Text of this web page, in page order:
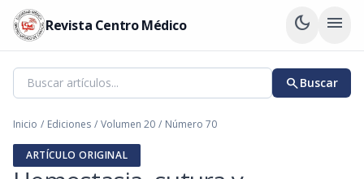
Revista Centro Médico dark_mode menu
searchBuscar
Inicio / Ediciones / Volumen 20 / Número 70
ARTÍCULO ORIGINAL